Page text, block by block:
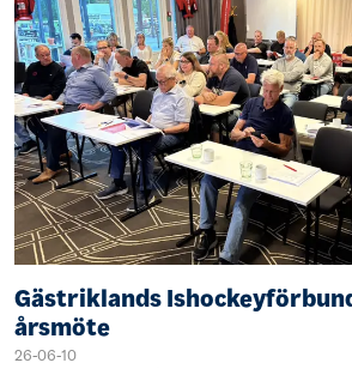
Gästriklands
årsmöte
26-06-10